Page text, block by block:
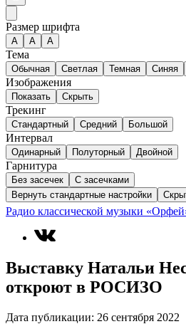
Размер шрифта
А A A
Тема
Обычная Светлая Темная Синяя
Изображения
Показать Скрыть
Трекинг
Стандартный Средний Большой
Интервал
Одинарный Полуторный Двойной
Гарнитура
Без засечек
С засечками
Вернуть стандартные настройки
Радио классической музыки
Выставку Натальи
откроют в РОСИЗО
Дата публикации: 26 сентября 2022